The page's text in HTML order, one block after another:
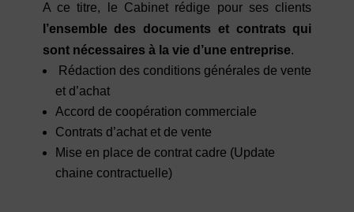
A ce titre, le Cabinet rédige pour ses clients
l’ensemble des documents et contrats qui
sont nécessaires à la vie d’une entreprise.
Rédaction des conditions générales de vente
et d’achat
Accord de coopération commerciale
Contrats d’achat et de vente
Mise en place de contrat cadre (Update
chaine contractuelle)